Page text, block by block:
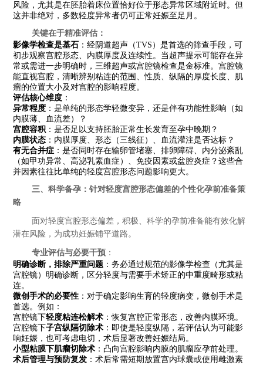
风险，尤其是在胚胎着床位置恰好位于形态异常区域附近时。但
这并非绝对，多数轻度异常者仍可正常妊娠至足月。
关键在于精准评估：
影像学检查是基石 ：经阴道超声（TVS）是首选的筛查手段，可
初步观察宫腔形态、内膜厚度及连续性。当超声提示可能存在异
常或需进一步明确时，三维超声或宫腔镜检查是金标准。宫腔镜
能直视宫腔，清晰辨别粘连的范围、性质、纵隔的厚度长度、肌
瘤的位置大小及对宫腔的影响程度。
评估核心维度 ：
异常程度 ：是单纯的形态学轻微变异，还是伴有功能性影响（如
内膜薄、血流差）？
宫腔容积 ：是否足以支持胚胎正常生长发育至孕中晚期？
内膜状态 ：内膜厚度、形态（三线征）、血流灌注是否达标？
有无合并症 ：是否同时存在输卵管堵塞、排卵障碍、内分泌紊乱
（如甲功异常、高泌乳素血症）、免疫因素或盆腔炎症？这些合
并因素往往比单纯的轻度宫腔形态问题影响更大。
三、科学备孕：针对轻度宫腔形态偏差的个性化孕前准备策
略
面对轻度宫腔形态偏差，积极、科学的孕前准备能有效化解
潜在风险，为成功妊娠铺平道路。
专业评估与必要干预 ：
明确诊断，排除严重问题 ：务必通过规范的影像学检查（尤其是
宫腔镜）明确诊断，区分轻度与需要手术矫正的中重度畸形或粘
连。
微创手术的必要性 ：对于确定影响生育的轻度病变，微创手术是
首选。例如：
宫腔镜下轻度粘连松解术 ：恢复宫腔正常形态，改善内膜环境。
宫腔镜下子宫纵隔切除术 ：即使是轻度纵隔，若评估认为可能影
响妊娠，也可考虑电切，术后显著改善妊娠结局。
小型粘膜下肌瘤切除术 ：凸向宫腔影响内膜的肌瘤应孕前处理。
术后管理与预防复发 ：术后常需短期放置宫内球囊或使用雌激素